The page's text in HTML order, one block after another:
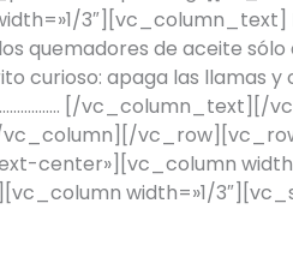
3″][vc_column_text]
quemadores de aceite
curioso: apaga las llamas
[/vc_column_text][/
vc_column][/
center»][vc_column
width=»1/